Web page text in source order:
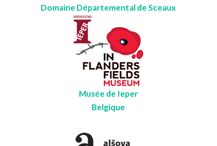
Domaine Départemental de Sceaux
Musée de Ieper
Belgique